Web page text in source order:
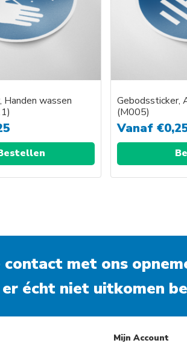
Handen wassen
Gebodssticker,
(M005)
Vanaf €
met ons
écht niet uitkomen
Mijn Account